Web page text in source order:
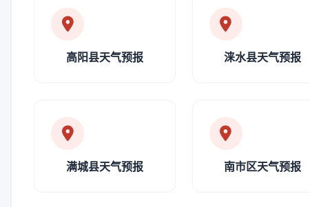
高阳县天气预报 涞水县天气预报
满城县天气预报 南市区天气预报